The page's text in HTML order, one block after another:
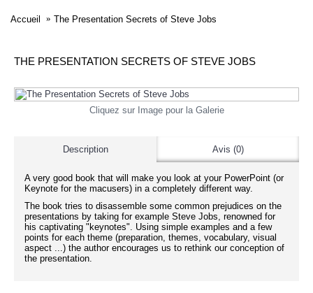
Accueil The Presentation Secrets of Steve Jobs
THE PRESENTATION SECRETS OF STEVE JOBS
Cliquez sur Image pour la Galerie
Description Avis (0)
A very good book that will make you look at your PowerPoint (or
Keynote for the macusers) in a completely different way.
The book tries to disassemble some common prejudices on the
presentations by taking for example Steve Jobs, renowned for
his captivating "keynotes". Using simple examples and a few
points for each theme (preparation, themes, vocabulary, visual
aspect ...) the author encourages us to rethink our conception of
the presentation.